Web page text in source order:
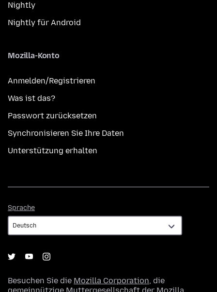
Nightly
Nightly für Android
Mozilla-Konto
Anmelden/Registrieren
Was ist das?
Passwort zurücksetzen
Synchronisieren Sie Ihre Daten
Unterstützung erhalten
Sprache
Besuchen Sie die Mozilla Corporation, die